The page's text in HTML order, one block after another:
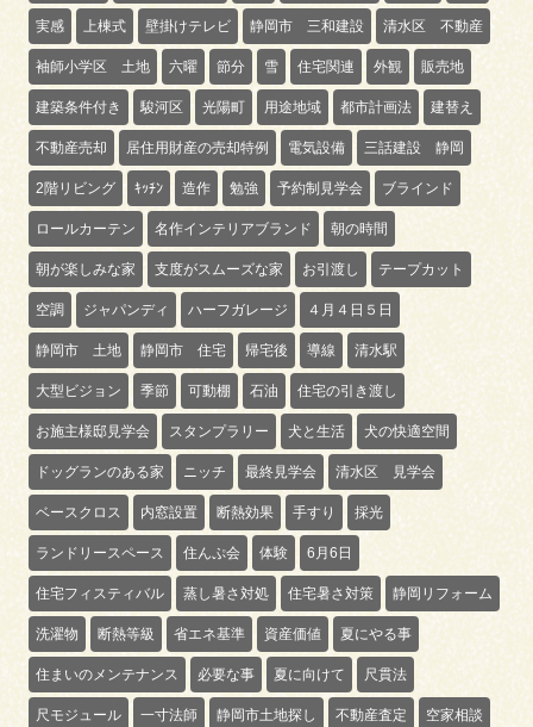
実感 上棟式 壁掛けテレビ 静岡市 三和建設 清水区 不動産
袖師小学区 土地 六曜 節分 雪 住宅関連 外観 販売地
建築条件付き 駿河区 光陽町 用途地域 都市計画法 建替え
不動産売却 居住用財産の売却特例 電気設備 三話建設 静岡
2階リビング ｷｯﾁﾝ 造作 勉強 予約制見学会 ブラインド
ロールカーテン 名作インテリアブランド 朝の時間
朝が楽しみな家 支度がスムーズな家 お引渡し テープカット
空調 ジャパンディ ハーフガレージ ４月４日５日
静岡市 土地 静岡市 住宅 帰宅後 導線 清水駅
大型ビジョン 季節 可動棚 石油 住宅の引き渡し
お施主様邸見学会 スタンプラリー 犬と生活 犬の快適空間
ドッグランのある家 ニッチ 最終見学会 清水区 見学会
ベースクロス 内窓設置 断熱効果 手すり 採光
ランドリースペース 住んぷ会 体験 6月6日
住宅フィスティバル 蒸し暑さ対処 住宅暑さ対策 静岡リフォーム
洗濯物 断熱等級 省エネ基準 資産価値 夏にやる事
住まいのメンテナンス 必要な事 夏に向けて 尺貫法
尺モジュール 一寸法師 静岡市土地探し 不動産査定 空家相談